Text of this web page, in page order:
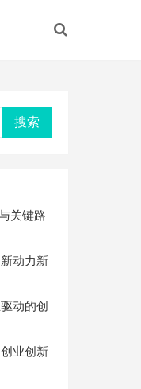
搜索
关键路
动力新
动的创
业创新